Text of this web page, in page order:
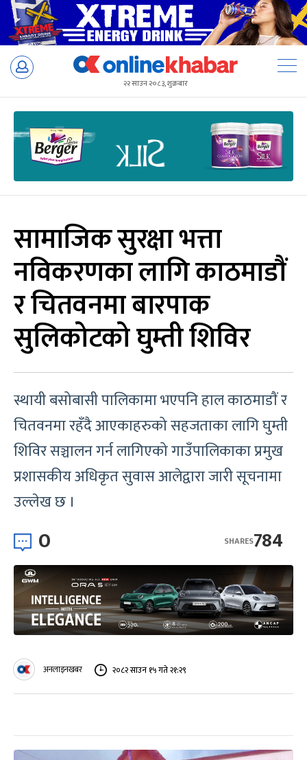
Skip
२२ साउन २०८३, शुक्रबार
सामाजिक सुरक्षा भत्ता
नविकरणका लागि काठमाडाैं
र चितवनमा बारपाक
सुलिकोटको घुम्ती शिविर
स्थायी बसोबासी पालिकामा भएपनि हाल काठमाडाैं र
चितवनमा रहँदै आएकाहरुको सहजताका लागि घुम्ती
शिविर सञ्चालन गर्न लागिएको गाउँपालिकाका प्रमुख
प्रशासकीय अधिकृत सुवास आलेद्वारा जारी सूचनामा
उल्लेख छ ।
0 784
SHARES
अनलाइनखबर २०८२ साउन १५ गते २१:२९